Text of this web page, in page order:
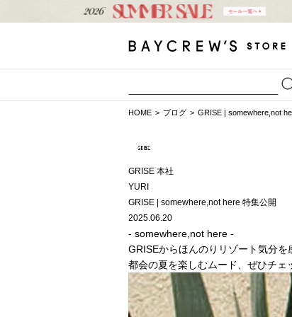
HOME ブログ GRISE | somewhere,not
GRISE 本社
YURI
GRISE | somewhere,not here 特集公開
2025.06.20
- somewhere,not here -
GRISEからほんのりリゾート気分を
都会の夏を楽しむムード、ぜひチェ